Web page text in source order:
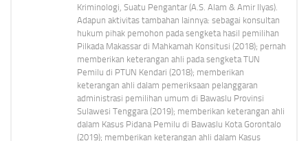
Kriminologi, Suatu Pengantar (A.S. Alam & Amir Ilyas).
Adapun aktivitas tambahan lainnya: sebagai konsultan
hukum pihak pemohon pada sengketa hasil pemilihan
Pilkada Makassar di Mahkamah Konsitusi (2018); pernah
memberikan keterangan ahli pada sengketa TUN
Pemilu di PTUN Kendari (2018); memberikan
keterangan ahli dalam pemeriksaan pelanggaran
administrasi pemilihan umum di Bawaslu Provinsi
Sulawesi Tenggara (2019); memberikan keterangan ahli
dalam Kasus Pidana Pemilu di Bawaslu Kota Gorontalo
(2019); memberikan keterangan ahli dalam Kasus